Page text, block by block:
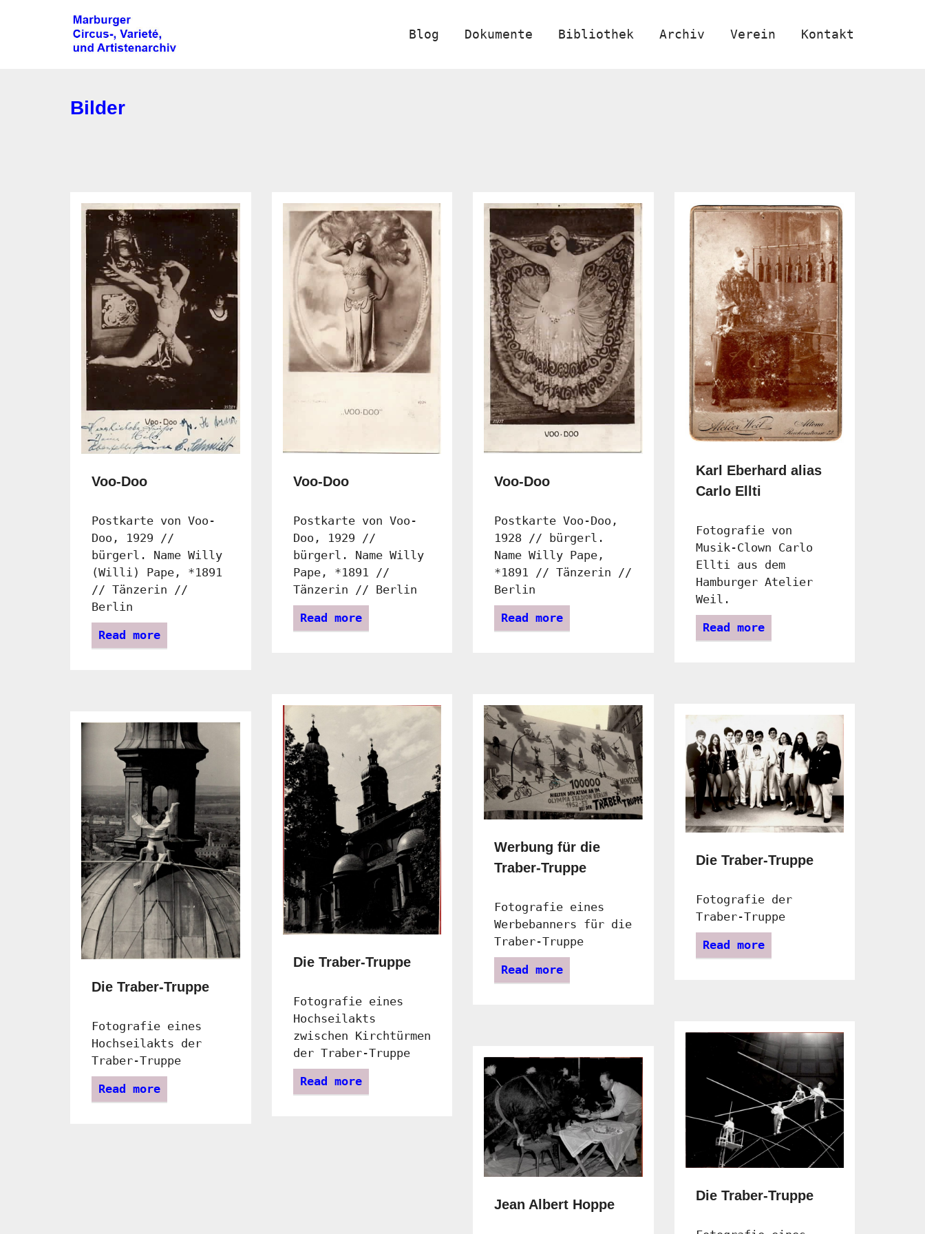
Blog Dokumente Bibliothek Archiv Verein Kontakt
Bilder
Voo-Doo
Postkarte von Voo-
Doo, 1929 //
bürgerl. Name Willy
(Willi) Pape, *1891
// Tänzerin //
Berlin
Read more
Voo-Doo
Postkarte von Voo-
Doo, 1929 //
bürgerl. Name Willy
Pape, *1891 //
Tänzerin // Berlin
Read more
Voo-Doo
Postkarte Voo-Doo,
1928 // bürgerl.
Name Willy Pape,
*1891 // Tänzerin //
Berlin
Read more
Karl Eberhard alias
Carlo Ellti
Fotografie von
Musik-Clown Carlo
Ellti aus dem
Hamburger Atelier
Weil.
Read more
Die Traber-Truppe
Fotografie eines
Hochseilakts
zwischen Kirchtürmen
der Traber-Truppe
Read more
Werbung für die
Traber-Truppe
Fotografie eines
Werbebanners für die
Traber-Truppe
Read more
Die Traber-Truppe
Fotografie der
Traber-Truppe
Read more
Die Traber-Truppe
Fotografie eines
Hochseilakts der
Traber-Truppe
Read more
Die Traber-Truppe
Jean Albert Hoppe